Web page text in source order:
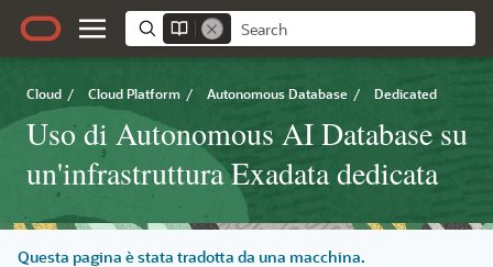
Cloud / Cloud Platform / Autonomous Database / Dedicated
Uso di Autonomous AI Database su
un'infrastruttura Exadata dedicata
Questa pagina è stata tradotta da una macchina.